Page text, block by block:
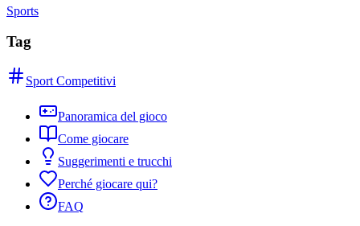
Sports
Tag
Sport Competitivi
Panoramica del gioco
Come giocare
Suggerimenti e trucchi
Perché giocare qui?
FAQ